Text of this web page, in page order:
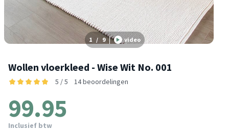
1 / 9 video
Wollen vloerkleed - Wise Wit No. 001
5 / 5 14 beoordelingen
99.95
Inclusief btw